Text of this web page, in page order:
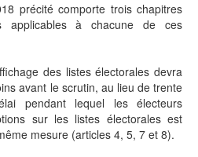
précité comporte trois chapitres
applicables à chacune de ces
des listes électorales devra
avant le scrutin, au lieu de trente
pendant lequel les électeurs
sur les listes électorales est
mesure (articles 4, 5, 7 et 8).